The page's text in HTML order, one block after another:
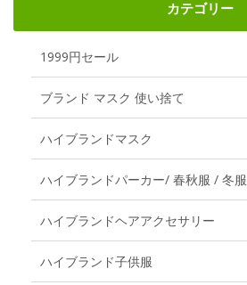
カテゴリー
1999円セール
ブランド マスク 使い捨て
ハイブランドマスク
ハイブランドパーカー/ 春秋服 / 冬服
ハイブランドヘアアクセサリー
ハイブランド子供服